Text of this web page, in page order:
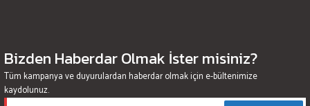
Bizden Haberdar Olmak İster misiniz?
Tüm kampanya ve duyurulardan haberdar olmak için e-bültenimize
kaydolunuz.